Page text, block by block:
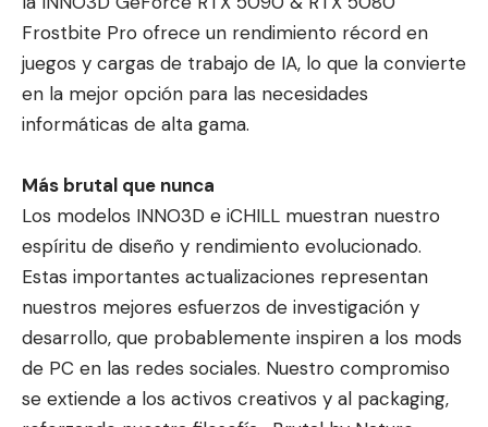
Frostbite Pro ofrece un rendimiento récord en
juegos y cargas de trabajo de IA, lo que la convierte
en la mejor opción para las necesidades
informáticas de alta gama.
Más brutal que nunca
Los modelos INNO3D e iCHILL muestran nuestro
espíritu de diseño y rendimiento evolucionado.
Estas importantes actualizaciones representan
nuestros mejores esfuerzos de investigación y
desarrollo, que probablemente inspiren a los mods
de PC en las redes sociales. Nuestro compromiso
se extiende a los activos creativos y al packaging,